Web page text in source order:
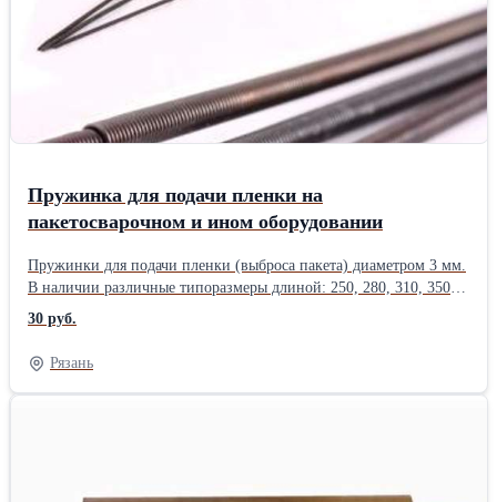
Пружинка для подачи пленки на
пакетосварочном и ином оборудовании
Пружинки для подачи пленки (выброса пакета) диаметром 3 мм.
В наличии различные типоразмеры длиной: 250, 280, 310, 350 и
400 мм.
30 руб.
Рязань